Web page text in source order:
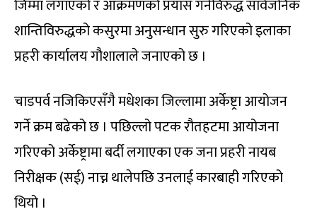
जिम्मा लगाएको र आक्रमणको प्रयास गर्नेविरुद्ध सार्वजनिक
शान्तिविरुद्धको कसुरमा अनुसन्धान सुरु गरिएको इलाका
प्रहरी कार्यालय गौशालाले जनाएको छ ।
चाडपर्व नजिकिएसँगै मधेशका जिल्लामा अर्केष्ट्रा आयोजन
गर्ने क्रम बढेको छ । पछिल्लो पटक रौतहटमा आयोजना
गरिएको अर्केष्ट्रामा बर्दी लगाएका एक जना प्रहरी नायब
निरीक्षक (सई) नाच्न थालेपछि उनलाई कारबाही गरिएको
थियो ।